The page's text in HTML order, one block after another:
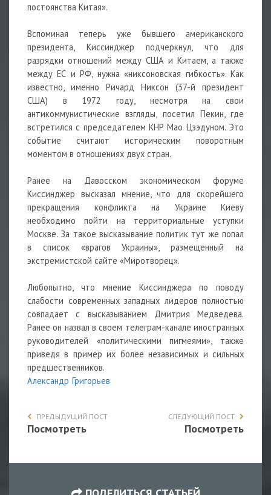
постоянства Китая».
Вспоминая теперь уже бывшего американского
президента, Киссинджер подчеркнул, что для
разрядки отношений между США и Китаем, а также
между ЕС и РФ, нужна «никсоновская гибкость». Как
известно, именно Ричард Никсон (37-й президент
США) в 1972 году, несмотря на свои
антикоммунистические взгляды, посетил Пекин, где
встретился с председателем КНР Мао Цзэдуном. Это
событие считают
историческим
поворотным
моментом в отношениях двух стран.
Ранее на Давосском экономическом форуме
Киссинджер высказал мнение, что для скорейшего
прекращения конфликта на Украине Киеву
необходимо пойти на территориальные уступки
Москве. За такое высказывание политик тут же попал
в список «врагов Украины», размещенный на
экстремистской сайте «Миротворец».
Любопытно, что мнение Киссинджера по поводу
слабости современных западных лидеров полностью
совпадает с высказыванием Дмитрия Медведева.
Ранее он назвал в своем телеграм-канале иностранных
руководителей «политическими пигмеями», также
приведя в пример их более независимых и сильных
предшественников.
Александр Григорьев
ПРЕДЫДУЩИЙ ПОСТ
Посмотреть
СЛЕДУЮЩИЙ ПОСТ
Посмотреть